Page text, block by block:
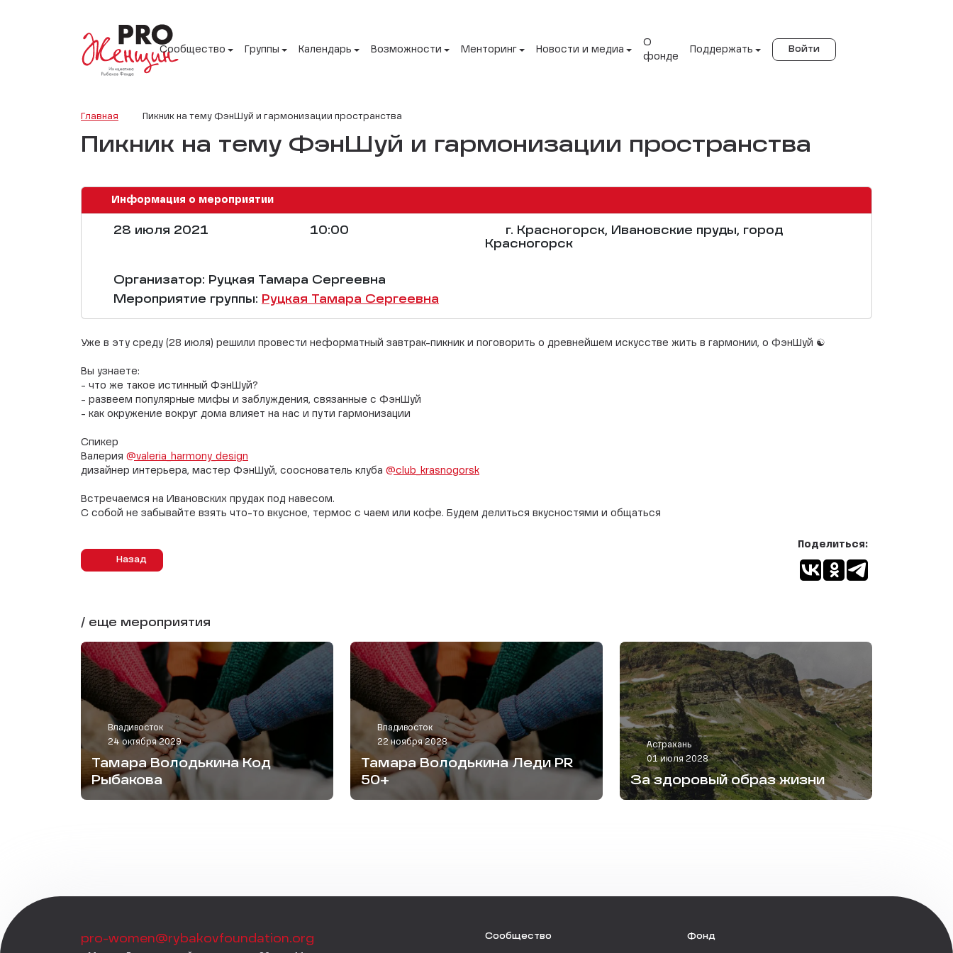
Сообщество Группы Календарь Возможности Менторинг Новости и медиа
О
фонде
Поддержать Войти
Главная Пикник на тему ФэнШуй и гармонизации пространства
Пикник на тему ФэнШуй и гармонизации пространства
Информация о мероприятии
28 июля 2021 10:00
г. Красногорск, Ивановские пруды, город
Красногорск
Организатор: Руцкая Тамара Сергеевна
Мероприятие группы: Руцкая Тамара Сергеевна
Уже в эту среду (28 июля) решили провести неформатный завтрак-пикник и поговорить о древнейшем искусстве жить в гармонии, о ФэнШуй ☯️
Вы узнаете:
- что же такое истинный ФэнШуй?
- развеем популярные мифы и заблуждения, связанные с ФэнШуй
- как окружение вокруг дома влияет на нас и пути гармонизации
Спикер
Валерия @valeria_harmony_design
дизайнер интерьера, мастер ФэнШуй, сооснователь клуба @club_krasnogorsk
Встречаемся на Ивановских прудах под навесом.
С собой не забывайте взять что-то вкусное, термос с чаем или кофе. Будем делиться вкусностями и общаться
Назад
Поделиться:
/ еще мероприятия
Владивосток
24 октября 2029
Тамара Володькина Код
Рыбакова
Владивосток
22 ноября 2028
Тамара Володькина Леди PR
50+
Астрахань
01 июля 2028
За здоровый образ жизни
pro-women@rybakovfoundation.org Сообщество Фонд